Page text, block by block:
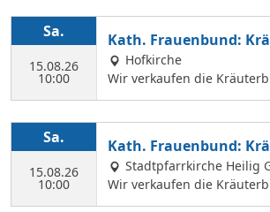
der Hl. Geist Kirche
en können.
Sa.
15.08.26
10:00
Kath. Frauenbund:
erkauf
Hofkirche
Wir verkaufen die
Festgottesdienst in der
Sa.
15.08.26
10:00
Kath. Frauenbund:
erkauf
Stadtpfarrkirche Heilig
Wir verkaufen die
Festgottesdienst in der Hl.